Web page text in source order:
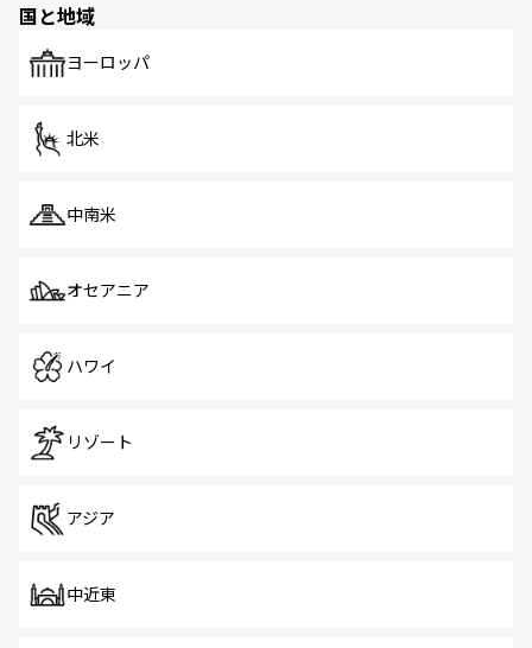
国と地域
ヨーロッパ
北米
中南米
オセアニア
ハワイ
リゾート
アジア
中近東